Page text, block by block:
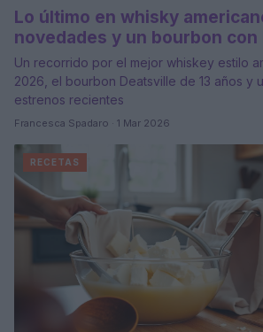
Lo último en whisky
novedades y un bourbon con
Un recorrido por el mejor whiskey estilo
2026, el bourbon Deatsville de 13 años y
estrenos recientes
Francesca Spadaro · 1 Mar 2026
RECETAS